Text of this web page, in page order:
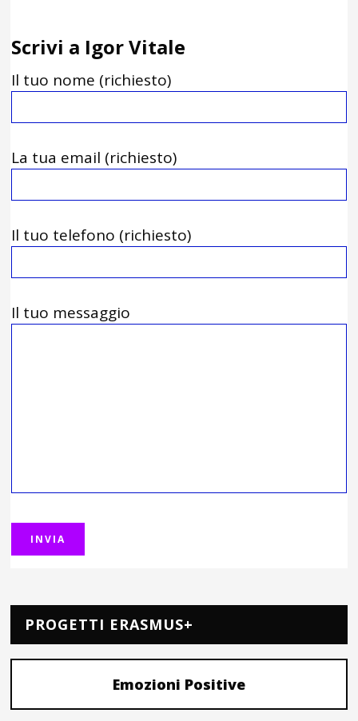
Scrivi a Igor Vitale
Il tuo nome (richiesto)
La tua email (richiesto)
Il tuo telefono (richiesto)
Il tuo messaggio
PROGETTI ERASMUS+
Emozioni Positive